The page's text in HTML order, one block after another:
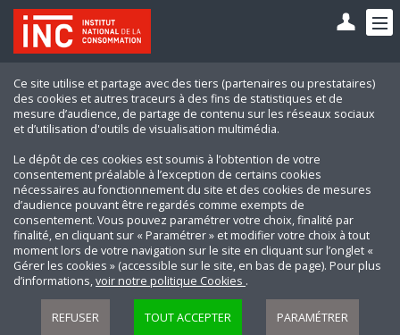
Ce site utilise et partage avec des tiers (partenaires ou prestataires)
des cookies et autres traceurs à des fins de statistiques et de
mesure d’audience, de partage de contenu sur les réseaux sociaux
et d’utilisation d'outils de visualisation multimédia.
Le dépôt de ces cookies est soumis à l’obtention de votre
consentement préalable à l’exception de certains cookies
nécessaires au fonctionnement du site et des cookies de mesures
d’audience pouvant être regardés comme exempts de
consentement. Vous pouvez paramétrer votre choix, finalité par
finalité, en cliquant sur « Paramétrer » et modifier votre choix à tout
moment lors de votre navigation sur le site en cliquant sur l’onglet «
Gérer les cookies » (accessible sur le site, en bas de page). Pour plus
d’informations,voir notre politique Cookies .
REFUSER TOUT ACCEPTER PARAMÉTRER